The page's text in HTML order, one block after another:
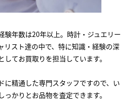
験年数は20年以上。時計・ジュエリー
リスト達の中で、特に知識・経験の深
てお買取りを担当しています。
に精通した専門スタッフですので、い
かりとお品物を査定できます。